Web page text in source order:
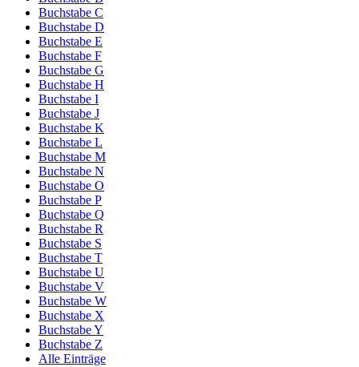
Buchstabe C
Buchstabe D
Buchstabe E
Buchstabe F
Buchstabe G
Buchstabe H
Buchstabe I
Buchstabe J
Buchstabe K
Buchstabe L
Buchstabe M
Buchstabe N
Buchstabe O
Buchstabe P
Buchstabe Q
Buchstabe R
Buchstabe S
Buchstabe T
Buchstabe U
Buchstabe V
Buchstabe W
Buchstabe X
Buchstabe Y
Buchstabe Z
Alle Einträge